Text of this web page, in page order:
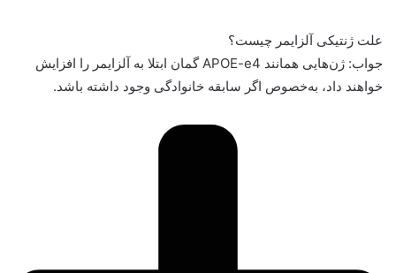
علت ژنتیکی آلزایمر چیست؟
جواب: ژن‌هایی همانند APOE-e4 گمان ابتلا به آلزایمر را افزایش
خواهند داد، به‌خصوص اگر سابقه خانوادگی وجود داشته باشد.